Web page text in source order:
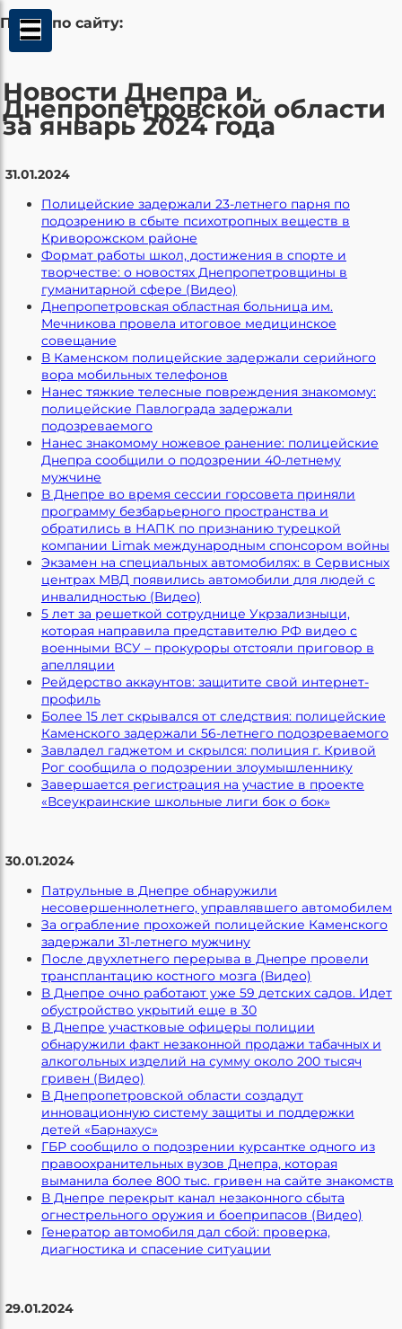
Поиск по сайту:
Новости Днепра и
Днепропетровской области
за январь 2024 года
31.01.2024
Полицейские задержали 23-летнего парня по
подозрению в сбыте психотропных веществ в
Криворожском районе
Формат работы школ, достижения в спорте и
творчестве: о новостях Днепропетровщины в
гуманитарной сфере (Видео)
Днепропетровская областная больница им.
Мечникова провела итоговое медицинское
совещание
В Каменском полицейские задержали серийного
вора мобильных телефонов
Нанес тяжкие телесные повреждения знакомому:
полицейские Павлограда задержали
подозреваемого
Нанес знакомому ножевое ранение: полицейские
Днепра сообщили о подозрении 40-летнему
мужчине
В Днепре во время сессии горсовета приняли
программу безбарьерного пространства и
обратились в НАПК по признанию турецкой
компании Limak международным спонсором войны
Экзамен на специальных автомобилях: в Сервисных
центрах МВД появились автомобили для людей с
инвалидностью (Видео)
5 лет за решеткой сотруднице Укрзализныци,
которая направила представителю РФ видео с
военными ВСУ – прокуроры отстояли приговор в
апелляции
Рейдерство аккаунтов: защитите свой интернет-
профиль
Более 15 лет скрывался от следствия: полицейские
Каменского задержали 56-летнего подозреваемого
Завладел гаджетом и скрылся: полиция г. Кривой
Рог сообщила о подозрении злоумышленнику
Завершается регистрация на участие в проекте
«Всеукраинские школьные лиги бок о бок»
30.01.2024
Патрульные в Днепре обнаружили
несовершеннолетнего, управлявшего автомобилем
За ограбление прохожей полицейские Каменского
задержали 31-летнего мужчину
После двухлетнего перерыва в Днепре провели
трансплантацию костного мозга (Видео)
В Днепре очно работают уже 59 детских садов. Идет
обустройство укрытий еще в 30
В Днепре участковые офицеры полиции
обнаружили факт незаконной продажи табачных и
алкогольных изделий на сумму около 200 тысяч
гривен (Видео)
В Днепропетровской области создадут
инновационную систему защиты и поддержки
детей «Барнахус»
ГБР сообщило о подозрении курсантке одного из
правоохранительных вузов Днепра, которая
выманила более 800 тыс. гривен на сайте знакомств
В Днепре перекрыт канал незаконного сбыта
огнестрельного оружия и боеприпасов (Видео)
Генератор автомобиля дал сбой: проверка,
диагностика и спасение ситуации
29.01.2024